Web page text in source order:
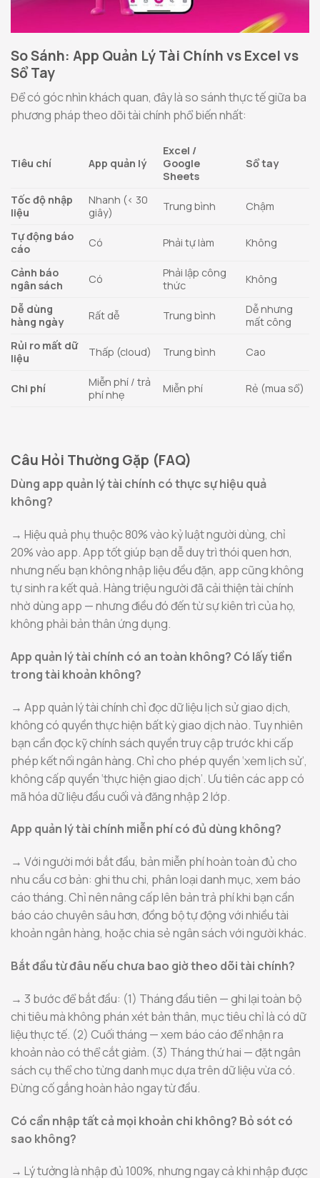
So Sánh: App Quản Lý Tài Chính vs Excel vs
Sổ Tay
Để có góc nhìn khách quan, đây là so sánh thực tế giữa ba
phương pháp theo dõi tài chính phổ biến nhất:
Tiêu chí App quản lý
Excel /
Google
Sheets
Sổ tay
Tốc độ nhập
liệu
Nhanh (< 30
giây)
Trung bình Chậm
Tự động báo
cáo
Có Phải tự làm Không
Cảnh báo
ngân sách
Có
Phải lập công
thức
Không
Dễ dùng
hàng ngày
Rất dễ Trung bình
Dễ nhưng
mất công
Rủi ro mất dữ
liệu
Thấp (cloud) Trung bình Cao
Chi phí
Miễn phí / trả
phí nhẹ
Miễn phí Rẻ (mua sổ)
Câu Hỏi Thường Gặp (FAQ)
Dùng app quản lý tài chính có thực sự hiệu quả
không?
→ Hiệu quả phụ thuộc 80% vào kỷ luật người dùng, chỉ
20% vào app. App tốt giúp bạn dễ duy trì thói quen hơn,
nhưng nếu bạn không nhập liệu đều đặn, app cũng không
tự sinh ra kết quả. Hàng triệu người đã cải thiện tài chính
nhờ dùng app — nhưng điều đó đến từ sự kiên trì của họ,
không phải bản thân ứng dụng.
App quản lý tài chính có an toàn không? Có lấy tiền
trong tài khoản không?
→ App quản lý tài chính chỉ đọc dữ liệu lịch sử giao dịch,
không có quyền thực hiện bất kỳ giao dịch nào. Tuy nhiên
bạn cần đọc kỹ chính sách quyền truy cập trước khi cấp
phép kết nối ngân hàng. Chỉ cho phép quyền ‘xem lịch sử’,
không cấp quyền ‘thực hiện giao dịch’. Ưu tiên các app có
mã hóa dữ liệu đầu cuối và đăng nhập 2 lớp.
App quản lý tài chính miễn phí có đủ dùng không?
→ Với người mới bắt đầu, bản miễn phí hoàn toàn đủ cho
nhu cầu cơ bản: ghi thu chi, phân loại danh mục, xem báo
cáo tháng. Chỉ nên nâng cấp lên bản trả phí khi bạn cần
báo cáo chuyên sâu hơn, đồng bộ tự động với nhiều tài
khoản ngân hàng, hoặc chia sẻ ngân sách với người khác.
Bắt đầu từ đâu nếu chưa bao giờ theo dõi tài chính?
→ 3 bước để bắt đầu: (1) Tháng đầu tiên — ghi lại toàn bộ
chi tiêu mà không phán xét bản thân, mục tiêu chỉ là có dữ
liệu thực tế. (2) Cuối tháng — xem báo cáo để nhận ra
khoản nào có thể cắt giảm. (3) Tháng thứ hai — đặt ngân
sách cụ thể cho từng danh mục dựa trên dữ liệu vừa có.
Đừng cố gắng hoàn hảo ngay từ đầu.
Có cần nhập tất cả mọi khoản chi không? Bỏ sót có
sao không?
→ Lý tưởng là nhập đủ 100%, nhưng ngay cả khi nhập được